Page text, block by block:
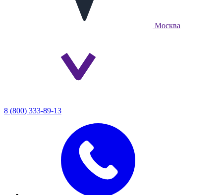
Москва
8 (800) 333-89-13